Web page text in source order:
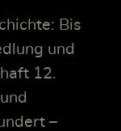
Bis
und
12.
–